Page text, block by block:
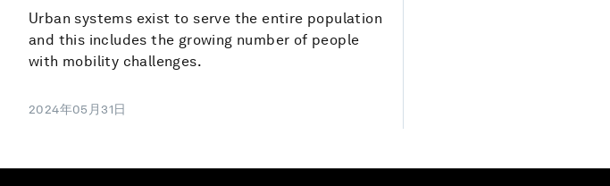
Urban systems exist to serve the entire population
and this includes the growing number of people
with mobility challenges.
2024年05月31日